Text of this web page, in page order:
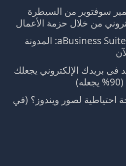
سوفتوير من السيطرة
من خلال حزمة الأعمال
وظائف جديدة في باقة aBusiness Suite: المدونة
في بريدك الإلكتروني يجعلك
احتياطية لصور ويندوز؟ (في